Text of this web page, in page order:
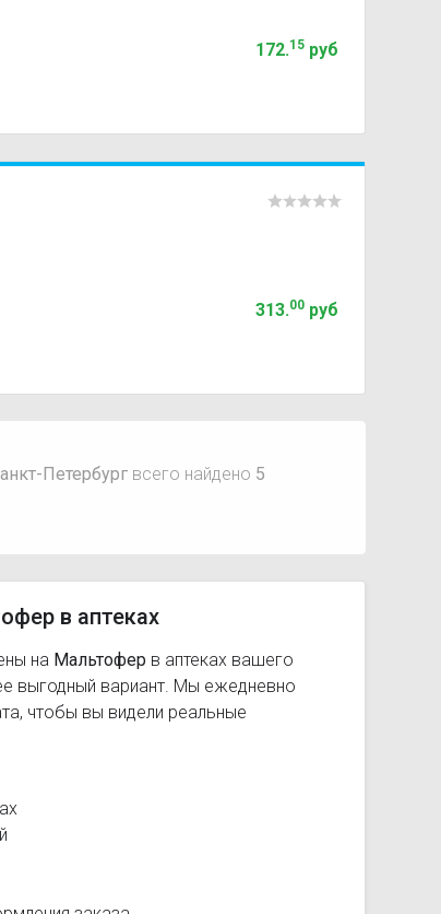
172.15руб
313.00руб
Петербург всего найдено 5
в аптеках
на Мальтофер в аптеках вашего
выгодный вариант. Мы ежедневно
чтобы вы видели реальные